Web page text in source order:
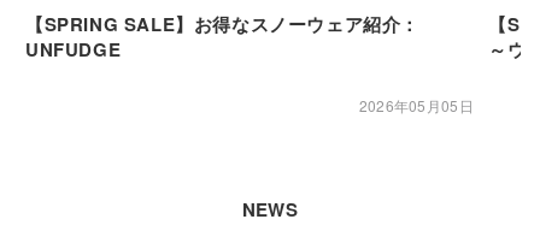
【SPRING SALE】お得なスノーウェア紹介：
UNFUDGE
2026年05月05日
【
～ウ
NEWS